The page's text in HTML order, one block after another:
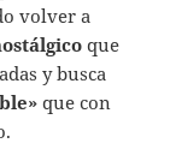
volver a
que
y busca
que con